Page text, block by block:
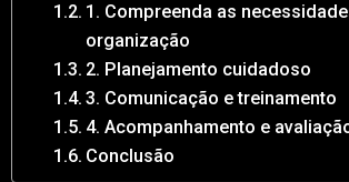
1. Compreenda as
organização
2. Planejamento cuidadoso
3. Comunicação e treinamento
4. Acompanhamento e
Conclusão